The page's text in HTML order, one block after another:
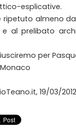
esplicative.
ripetuto almeno
al prelibato
per
19/03/2012